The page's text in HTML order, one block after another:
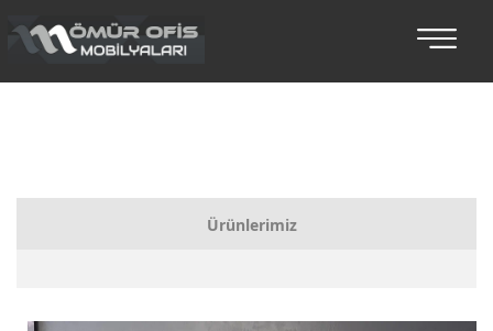
Ürünlerimiz
Koltuklu Makam Setleri